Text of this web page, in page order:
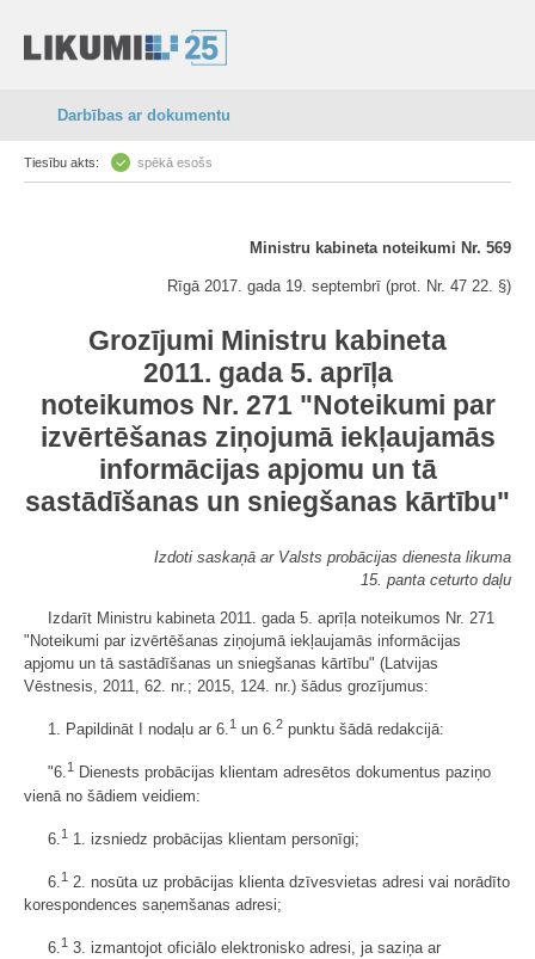
Darbības ar dokumentu
Tiesību akts: spēkā esošs
Ministru kabineta noteikumi Nr. 569
Rīgā 2017. gada 19. septembrī (prot. Nr. 47 22. §)
Grozījumi Ministru kabineta
2011. gada 5. aprīļa
noteikumos Nr. 271 "Noteikumi par
izvērtēšanas ziņojumā iekļaujamās
informācijas apjomu un tā
sastādīšanas un sniegšanas kārtību"
Izdoti saskaņā ar Valsts probācijas dienesta likuma
15. panta ceturto daļu
Izdarīt Ministru kabineta 2011. gada 5. aprīļa noteikumos Nr. 271
"Noteikumi par izvērtēšanas ziņojumā iekļaujamās informācijas
apjomu un tā sastādīšanas un sniegšanas kārtību" (Latvijas
Vēstnesis, 2011, 62. nr.; 2015, 124. nr.) šādus grozījumus:
1. Papildināt I nodaļu ar 6.1 un 6.2 punktu šādā redakcijā:
"6.1
Dienests probācijas klientam adresētos dokumentus paziņo
vienā no šādiem veidiem:
6. 1 1. izsniedz probācijas klientam personīgi;
6.1 2. nosūta uz probācijas klienta dzīvesvietas adresi vai norādīto
korespondences saņemšanas adresi;
6.1 3. izmantojot oficiālo elektronisko adresi, ja saziņa ar